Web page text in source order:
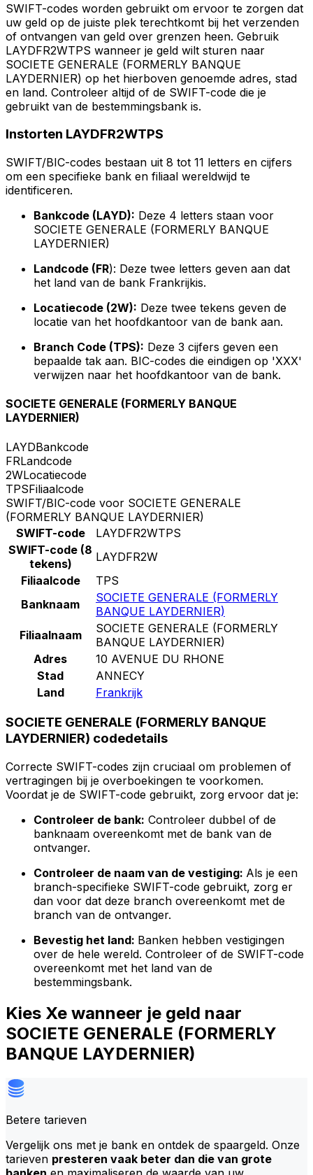
SWIFT-codes worden gebruikt om ervoor te zorgen dat
uw geld op de juiste plek terechtkomt bij het verzenden
of ontvangen van geld over grenzen heen. Gebruik
LAYDFR2WTPS wanneer je geld wilt sturen naar
SOCIETE GENERALE (FORMERLY BANQUE
LAYDERNIER) op het hierboven genoemde adres, stad
en land. Controleer altijd of de SWIFT-code die je
gebruikt van de bestemmingsbank is.
Instorten LAYDFR2WTPS
SWIFT/BIC-codes bestaan uit 8 tot 11 letters en cijfers
om een specifieke bank en filiaal wereldwijd te
identificeren.
Bankcode (LAYD): Deze 4 letters staan voor
SOCIETE GENERALE (FORMERLY BANQUE
LAYDERNIER)
Landcode (FR): Deze twee letters geven aan dat
het land van de bank Frankrijkis.
Locatiecode (2W): Deze twee tekens geven de
locatie van het hoofdkantoor van de bank aan.
Branch Code (TPS): Deze 3 cijfers geven een
bepaalde tak aan. BIC-codes die eindigen op 'XXX'
verwijzen naar het hoofdkantoor van de bank.
SOCIETE GENERALE (FORMERLY BANQUE
LAYDERNIER)
LAYDBankcode
FRLandcode
2WLocatiecode
TPSFiliaalcode
SWIFT/BIC-code voor SOCIETE GENERALE
(FORMERLY BANQUE LAYDERNIER)
SWIFT-code
LAYDFR2WTPS
SWIFT-code (8
tekens)
LAYDFR2W
Filiaalcode
TPS
Banknaam
SOCIETE GENERALE (FORMERLY
BANQUE LAYDERNIER)
Filiaalnaam
SOCIETE GENERALE (FORMERLY
BANQUE LAYDERNIER)
Adres
10 AVENUE DU RHONE
Stad
ANNECY
Land
Frankrijk
SOCIETE GENERALE (FORMERLY BANQUE
LAYDERNIER) codedetails
Correcte SWIFT-codes zijn cruciaal om problemen of
vertragingen bij je overboekingen te voorkomen.
Voordat je de SWIFT-code gebruikt, zorg ervoor dat je:
Controleer de bank: Controleer dubbel of de
banknaam overeenkomt met de bank van de
ontvanger.
Controleer de naam van de vestiging: Als je een
branch-specifieke SWIFT-code gebruikt, zorg er
dan voor dat deze branch overeenkomt met de
branch van de ontvanger.
Bevestig het land: Banken hebben vestigingen
over de hele wereld. Controleer of de SWIFT-code
overeenkomt met het land van de
bestemmingsbank.
Kies Xe wanneer je geld naar
SOCIETE GENERALE (FORMERLY
BANQUE LAYDERNIER)
Betere tarieven
Vergelijk ons met je bank en ontdek de spaargeld. Onze
tarieven presteren vaak beter dan die van grote